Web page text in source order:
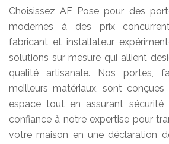
Choisissez AF Pose pour des
modernes à des prix
fabricant et installateur
solutions sur mesure qui allient
qualité artisanale. Nos portes,
meilleurs matériaux, sont
espace tout en assurant sécurité
confiance à notre expertise pour
votre maison en une déclaration